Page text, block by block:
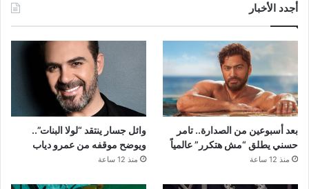
أجدد الأخبار
بعد أسبوعين من الصدارة.. تامر
حسني يطلق “مش هتكرر” عالمياً
منذ 12 ساعة
وائل جسار ينتقد “لولا البنات”..
ويوضح موقفه من عمرو دياب
منذ 12 ساعة